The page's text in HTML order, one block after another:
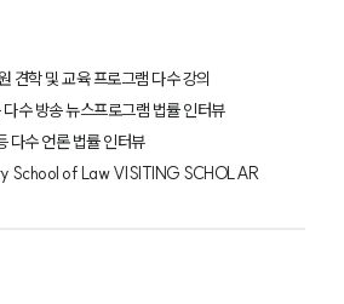
견학 및 교육 프로그램 다수 강의
수 방송 뉴스프로그램 법률 인터뷰
다수 언론 법률 인터뷰
School of Law VISITING SCHOLAR